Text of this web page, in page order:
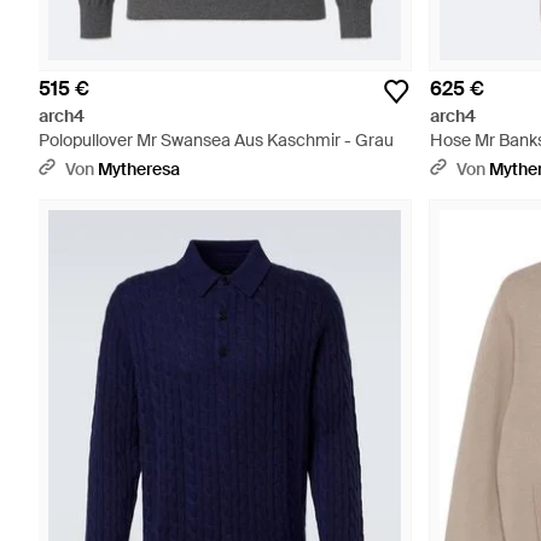
515 €
arch4
Polopullover Mr Swansea Aus Kaschmir - Grau
Von Mytheresa
625 €
arch4
Hose Mr
Von